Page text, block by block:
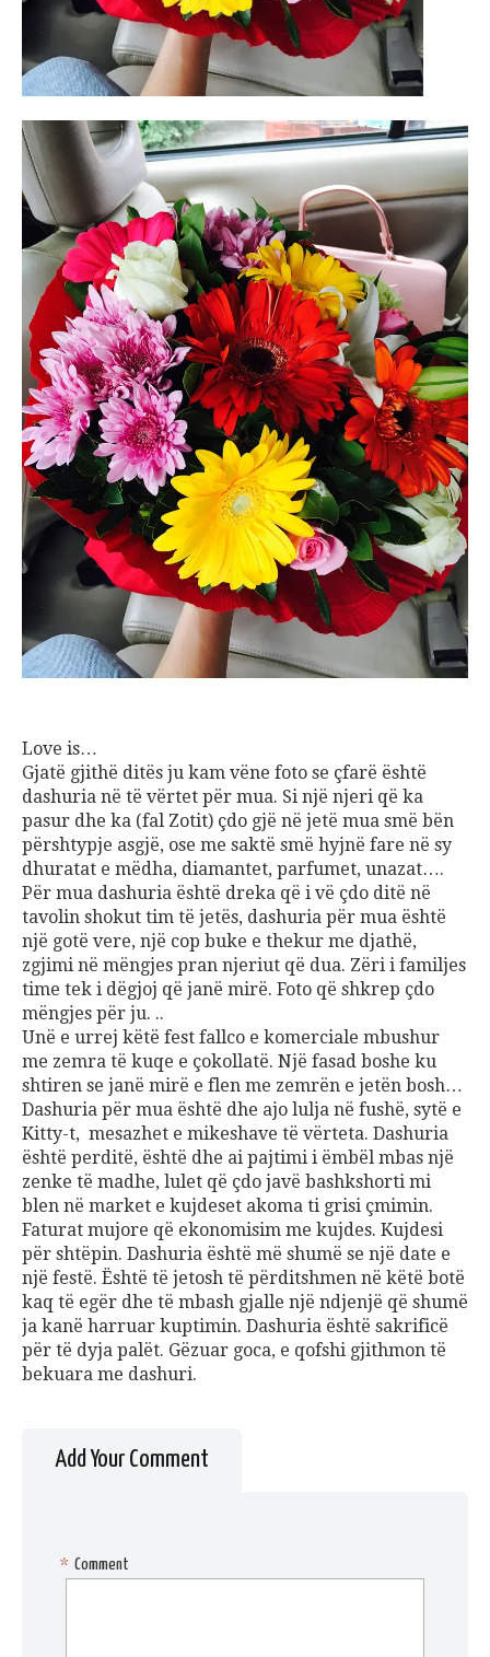
Love is…
Gjatë gjithë ditës ju kam vëne foto se çfarë është
dashuria në të vërtet për mua. Si një njeri që ka
pasur dhe ka (fal Zotit) çdo gjë në jetë mua smë bën
përshtypje asgjë, ose me saktë smë hyjnë fare në sy
dhuratat e mëdha, diamantet, parfumet, unazat….
Për mua dashuria është dreka që i vë çdo ditë në
tavolin shokut tim të jetës, dashuria për mua është
një gotë vere, një cop buke e thekur me djathë,
zgjimi në mëngjes pran njeriut që dua. Zëri i familjes
time tek i dëgjoj që janë mirë. Foto që shkrep çdo
mëngjes për ju. ..
Unë e urrej këtë fest fallco e komerciale mbushur
me zemra të kuqe e çokollatë. Një fasad boshe ku
shtiren se janë mirë e flen me zemrën e jetën bosh…
Dashuria për mua është dhe ajo lulja në fushë, sytë e
Kitty-t, mesazhet e mikeshave të vërteta. Dashuria
është perditë, është dhe ai pajtimi i ëmbël mbas një
zenke të madhe, lulet që çdo javë bashkshorti mi
blen në market e kujdeset akoma ti grisi çmimin.
Faturat mujore që ekonomisim me kujdes. Kujdesi
për shtëpin. Dashuria është më shumë se një date e
një festë. Është të jetosh të përditshmen në këtë botë
kaq të egër dhe të mbash gjalle një ndjenjë që shumë
ja kanë harruar kuptimin. Dashuria është sakrificë
për të dyja palët. Gëzuar goca, e qofshi gjithmon të
bekuara me dashuri.
Add Your Comment
Comment
*